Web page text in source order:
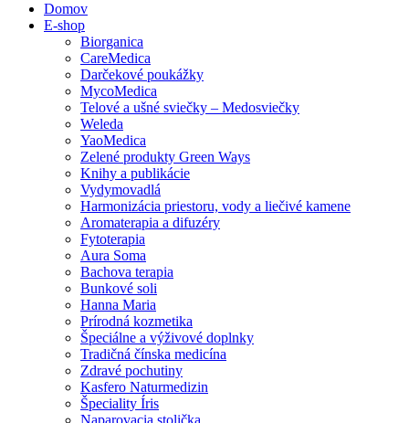
Domov
E-shop
Biorganica
CareMedica
Darčekové poukážky
MycoMedica
Telové a ušné sviečky – Medosviečky
Weleda
YaoMedica
Zelené produkty Green Ways
Knihy a publikácie
Vydymovadlá
Harmonizácia priestoru, vody a liečivé kamene
Aromaterapia a difuzéry
Fytoterapia
Aura Soma
Bachova terapia
Bunkové soli
Hanna Maria
Prírodná kozmetika
Špeciálne a výživové doplnky
Tradičná čínska medicína
Zdravé pochutiny
Kasfero Naturmedizin
Špeciality Íris